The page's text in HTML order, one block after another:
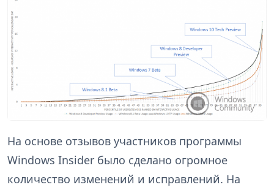
На основе отзывов участников программы
Windows Insider было сделано огромное
количество изменений и исправлений. На